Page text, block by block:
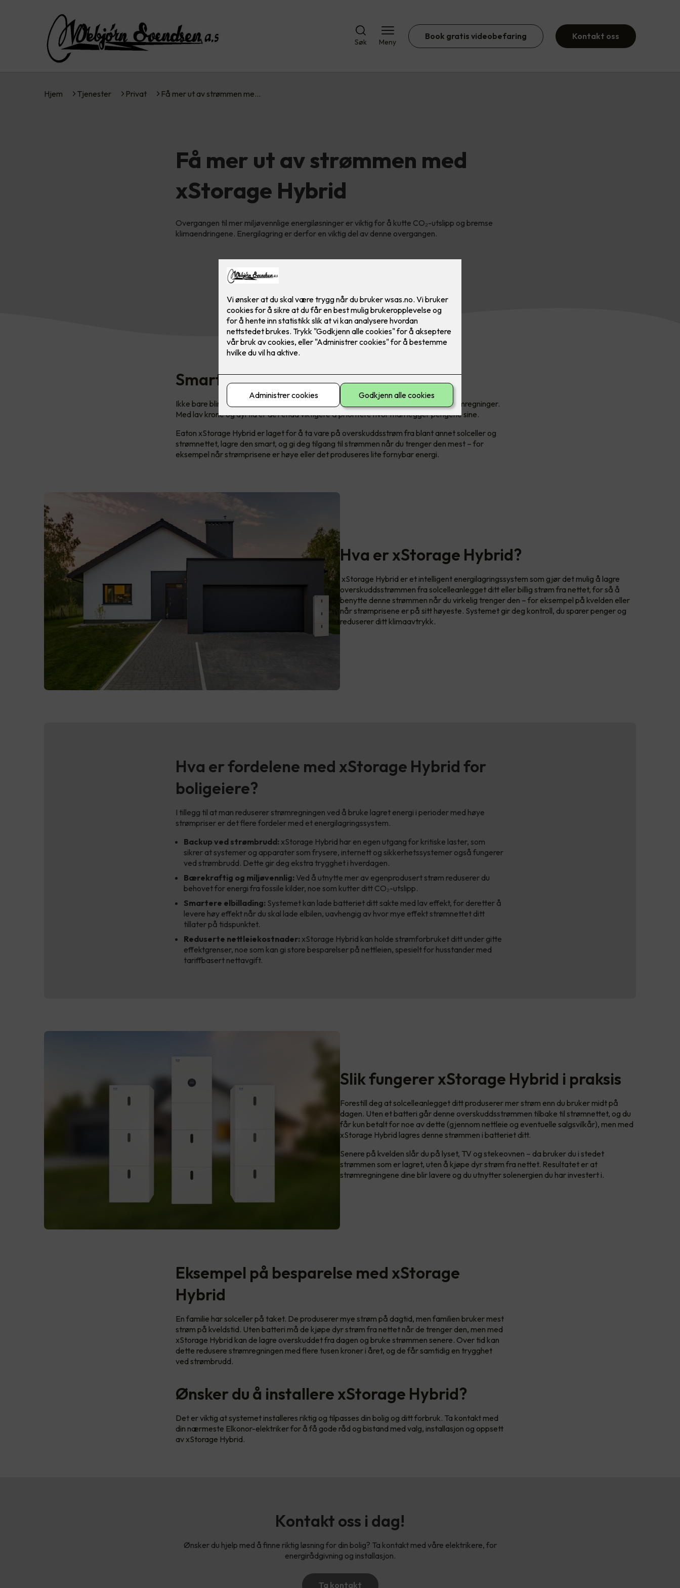
Søk Meny
Book gratis videobefaring Kontakt oss
Hjem Tjenester Privat Få mer ut av strømmen me…
Få mer ut av strømmen med
xStorage Hybrid
Overgangen til mer miljøvennlige energiløsninger er viktig for å kutte CO₂-utslipp og bremse
klimaendringene. Energilagring er derfor en viktig del av denne overgangen.
Smart energilagring
Ikke bare blir det lettere å bruke fornybar energi, men det gir deg også lavere strømregninger.
Med lav krone og dyrtid er det enda viktigere å prioritere hvor man legger pengene sine.
Eaton xStorage Hybrid er laget for å ta vare på overskuddsstrøm fra blant annet solceller og
strømnettet, lagre den smart, og gi deg tilgang til strømmen når du trenger den mest – for
eksempel når strømprisene er høye eller det produseres lite fornybar energi.
Hva er xStorage Hybrid?
xStorage Hybrid er et intelligent energilagringssystem som gjør det mulig å lagre
overskuddsstrømmen fra solcelleanlegget ditt eller billig strøm fra nettet, for så å
benytte denne strømmen når du virkelig trenger den – for eksempel på kvelden eller
når strømprisene er på sitt høyeste. Systemet gir deg kontroll, du sparer penger og
reduserer ditt klimaavtrykk.
Hva er fordelene med xStorage Hybrid for
boligeiere?
I tillegg til at man reduserer strømregningen ved å bruke lagret energi i perioder med høye
strømpriser er det flere fordeler med et energilagringssystem.
Backup ved strømbrudd: xStorage Hybrid har en egen utgang for kritiske laster, som
sikrer at systemer og apparater som frysere, internett og sikkerhetssystemer også fungerer
ved strømbrudd. Dette gir deg ekstra trygghet i hverdagen.
Bærekraftig og miljøvennlig: Ved å utnytte mer av egenprodusert strøm reduserer du
behovet for energi fra fossile kilder, noe som kutter ditt CO₂-utslipp.
Smartere elbillading: Systemet kan lade batteriet ditt sakte med lav effekt, for deretter å
levere høy effekt når du skal lade elbilen, uavhengig av hvor mye effekt strømnettet ditt
tillater på tidspunktet.
Reduserte nettleiekostnader: xStorage Hybrid kan holde strømforbruket ditt under gitte
effektgrenser, noe som kan gi store besparelser på nettleien, spesielt for husstander med
tariffbasert nettavgift.
Slik fungerer xStorage Hybrid i praksis
Forestill deg at solcelleanlegget ditt produserer mer strøm enn du bruker midt på
dagen. Uten et batteri går denne overskuddsstrømmen tilbake til strømnettet, og du
får kun betalt for noe av dette (gjennom nettleie og eventuelle salgsvilkår), men med
xStorage Hybrid lagres denne strømmen i batteriet ditt.
Senere på kvelden slår du på lyset, TV og stekeovnen – da bruker du i stedet
strømmen som er lagret, uten å kjøpe dyr strøm fra nettet. Resultatet er at
strømregningene dine blir lavere og du utnytter solenergien du har investert i.
Eksempel på besparelse med xStorage
Hybrid
En familie har solceller på taket. De produserer mye strøm på dagtid, men familien bruker mest
strøm på kveldstid. Uten batteri må de kjøpe dyr strøm fra nettet når de trenger den, men med
xStorage Hybrid kan de lagre overskuddet fra dagen og bruke strømmen senere. Over tid kan
dette redusere strømregningen med flere tusen kroner i året, og de får samtidig en trygghet
ved strømbrudd.
Ønsker du å installere xStorage Hybrid?
Det er viktig at systemet installeres riktig og tilpasses din bolig og ditt forbruk. Ta kontakt med
din nærmeste Elkonor-elektriker for å få gode råd og bistand med valg, installasjon og oppsett
av xStorage Hybrid.
Kontakt oss i dag!
Ønsker du hjelp med å finne riktig løsning for din bolig? Ta kontakt med våre elektrikere, for
energirådgivning og installasjon.
Ta kontakt